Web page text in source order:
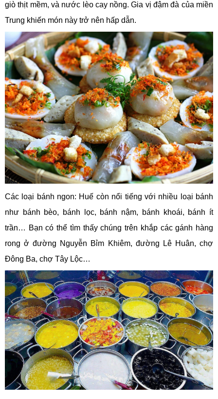
giò thịt mềm, và nước lèo cay nồng. Gia vị đậm đà của miền
Trung khiến món này trở nên hấp dẫn.
Các loại bánh ngon: Huế còn nổi tiếng với nhiều loại bánh
như bánh bèo, bánh lọc, bánh nậm, bánh khoái, bánh ít
trần… Bạn có thể tìm thấy chúng trên khắp các gánh hàng
rong ở đường Nguyễn Bỉm Khiêm, đường Lê Huân, chợ
Đông Ba, chợ Tây Lộc…